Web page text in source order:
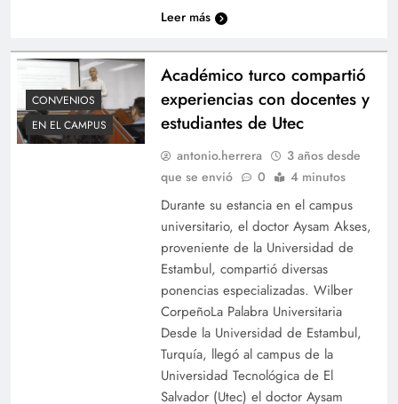
Leer más
CONVENIOS
EN EL CAMPUS
Académico turco compartió
experiencias con docentes y
estudiantes de Utec
antonio.herrera
3 años desde
que se envió
0 4 minutos
Durante su estancia en el campus
universitario, el doctor Aysam Akses,
proveniente de la Universidad de
Estambul, compartió diversas
ponencias especializadas. Wilber
CorpeñoLa Palabra Universitaria
Desde la Universidad de Estambul,
Turquía, llegó al campus de la
Universidad Tecnológica de El
Salvador (Utec) el doctor Aysam